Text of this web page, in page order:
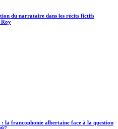
du narrataire dans les récits fictifs
Roy
: la francophonie albertaine face à la question